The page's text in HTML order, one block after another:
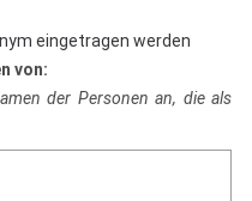
eingetragen werden
von:
der Personen an, die als